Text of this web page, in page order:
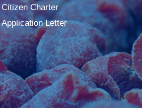
Citizen Charter
Application Letter